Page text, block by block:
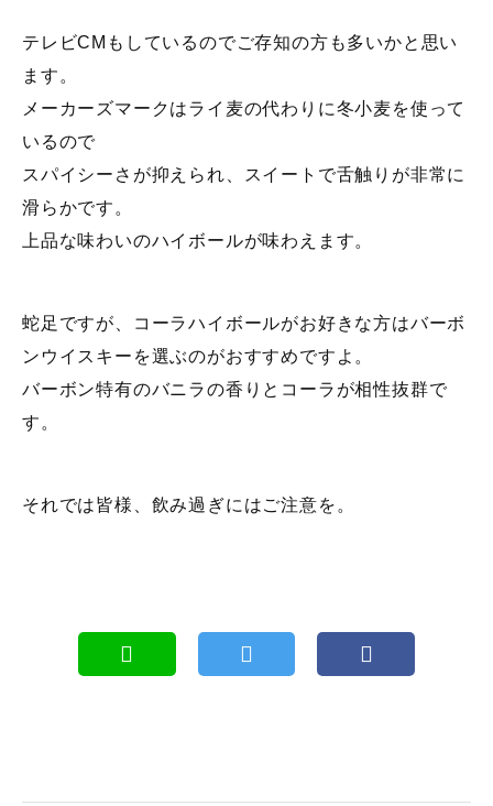
テレビCMもしているのでご存知の方も多いかと思い
ます。
メーカーズマークはライ麦の代わりに冬小麦を使って
いるので
スパイシーさが抑えられ、スイートで舌触りが非常に
滑らかです。
上品な味わいのハイボールが味わえます。
蛇足ですが、コーラハイボールがお好きな方はバーボ
ンウイスキーを選ぶのがおすすめですよ。
バーボン特有のバニラの香りとコーラが相性抜群で
す。
それでは皆様、飲み過ぎにはご注意を。